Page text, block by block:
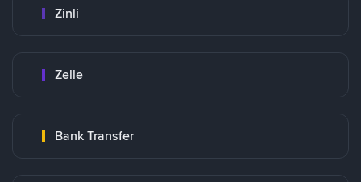
Zinli
Zelle
Bank Transfer